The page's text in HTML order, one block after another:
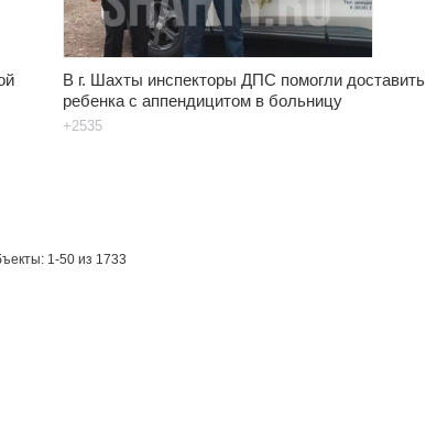
В г. Шахты инспекторы ДПС помогли доставить
ребенка с аппендицитом в больницу
+2535
1-50 из 1733